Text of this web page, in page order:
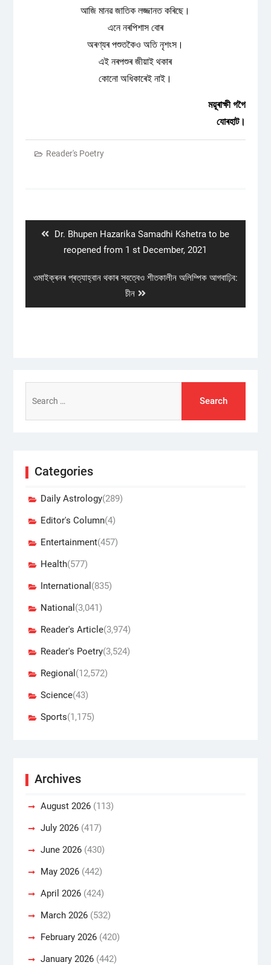
আজি মানৱ জাতিক লজ্জানত কৰিছে।
এনে নৰপিশাস বোৰ
অৰণ্যৰ পশুতকৈও অতি নৃশংস।
এই নৰপশুৰ জীয়াই থকাৰ
কোনো অধিকাৰেই নাই।
ময়ূৰাক্ষী গগৈ
যোৰহাট।
Reader's Poetry
Previous
post:
Dr. Bhupen Hazarika Samadhi Kshetra to be
reopened from 1 st December, 2021
Next
ওমাইক্ৰনৰ প্ৰত্যাহ্বান থকাৰ স্বত্বেও শীতকালীন অলিম্পিক আগবাঢ়িব:
চীন
for:
Categories
Daily Astrology(289)
Editor's Column(4)
Entertainment(457)
Health(577)
International (835)
National (3,041)
Reader's Article(3,974)
Reader's Poetry(3,524)
Regional (12,572)
Science(43)
Sports(1,175)
Archives
August 2026(113)
July 2026(417)
June 2026(430)
May 2026(442)
April 2026(424)
March 2026(532)
February 2026(420)
January 2026(442)